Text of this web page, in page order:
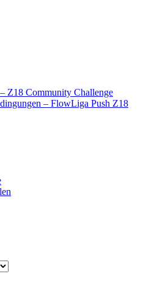
Z18 Community Challenge
– FlowLiga Push Z18